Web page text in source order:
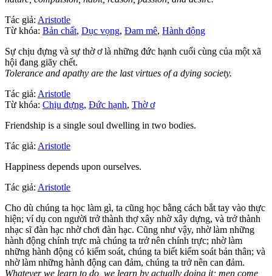
Tác giả: Aristotle
Từ khóa: Bản chất, Dục vọng, Đam mê, Hành động
Sự chịu đựng và sự thờ ơ là những đức hạnh cuối cùng của một xã
hội đang giãy chết.
Tolerance and apathy are the last virtues of a dying society.
Tác giả: Aristotle
Từ khóa: Chịu đựng, Đức hạnh, Thờ ơ
Friendship is a single soul dwelling in two bodies.
Tác giả: Aristotle
Happiness depends upon ourselves.
Tác giả: Aristotle
Cho dù chúng ta học làm gì, ta cũng học bằng cách bắt tay vào thực
hiện; ví dụ con người trở thành thợ xây nhờ xây dựng, và trở thành
nhạc sĩ đàn hạc nhờ chơi đàn hạc. Cũng như vậy, nhờ làm những
hành động chính trực mà chúng ta trở nên chính trực; nhờ làm
những hành động có kiểm soát, chúng ta biết kiểm soát bản thân; và
nhờ làm những hành động can đảm, chúng ta trở nên can đảm.
Whatever we learn to do, we learn by actually doing it; men come